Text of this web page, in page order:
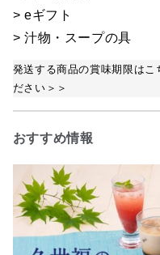
> eギフト
> 汁物・スープの具
発送する商品の賞味期限はこ
ださい＞＞
おすすめ情報